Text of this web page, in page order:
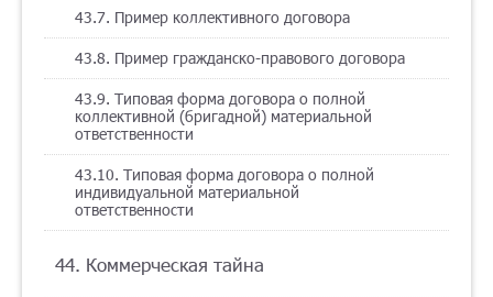
43.7. Пример коллективного договора
43.8. Пример гражданско-правового договора
43.9. Типовая форма договора о полной
коллективной (бригадной) материальной
ответственности
43.10. Типовая форма договора о полной
индивидуальной материальной
ответственности
44. Коммерческая тайна